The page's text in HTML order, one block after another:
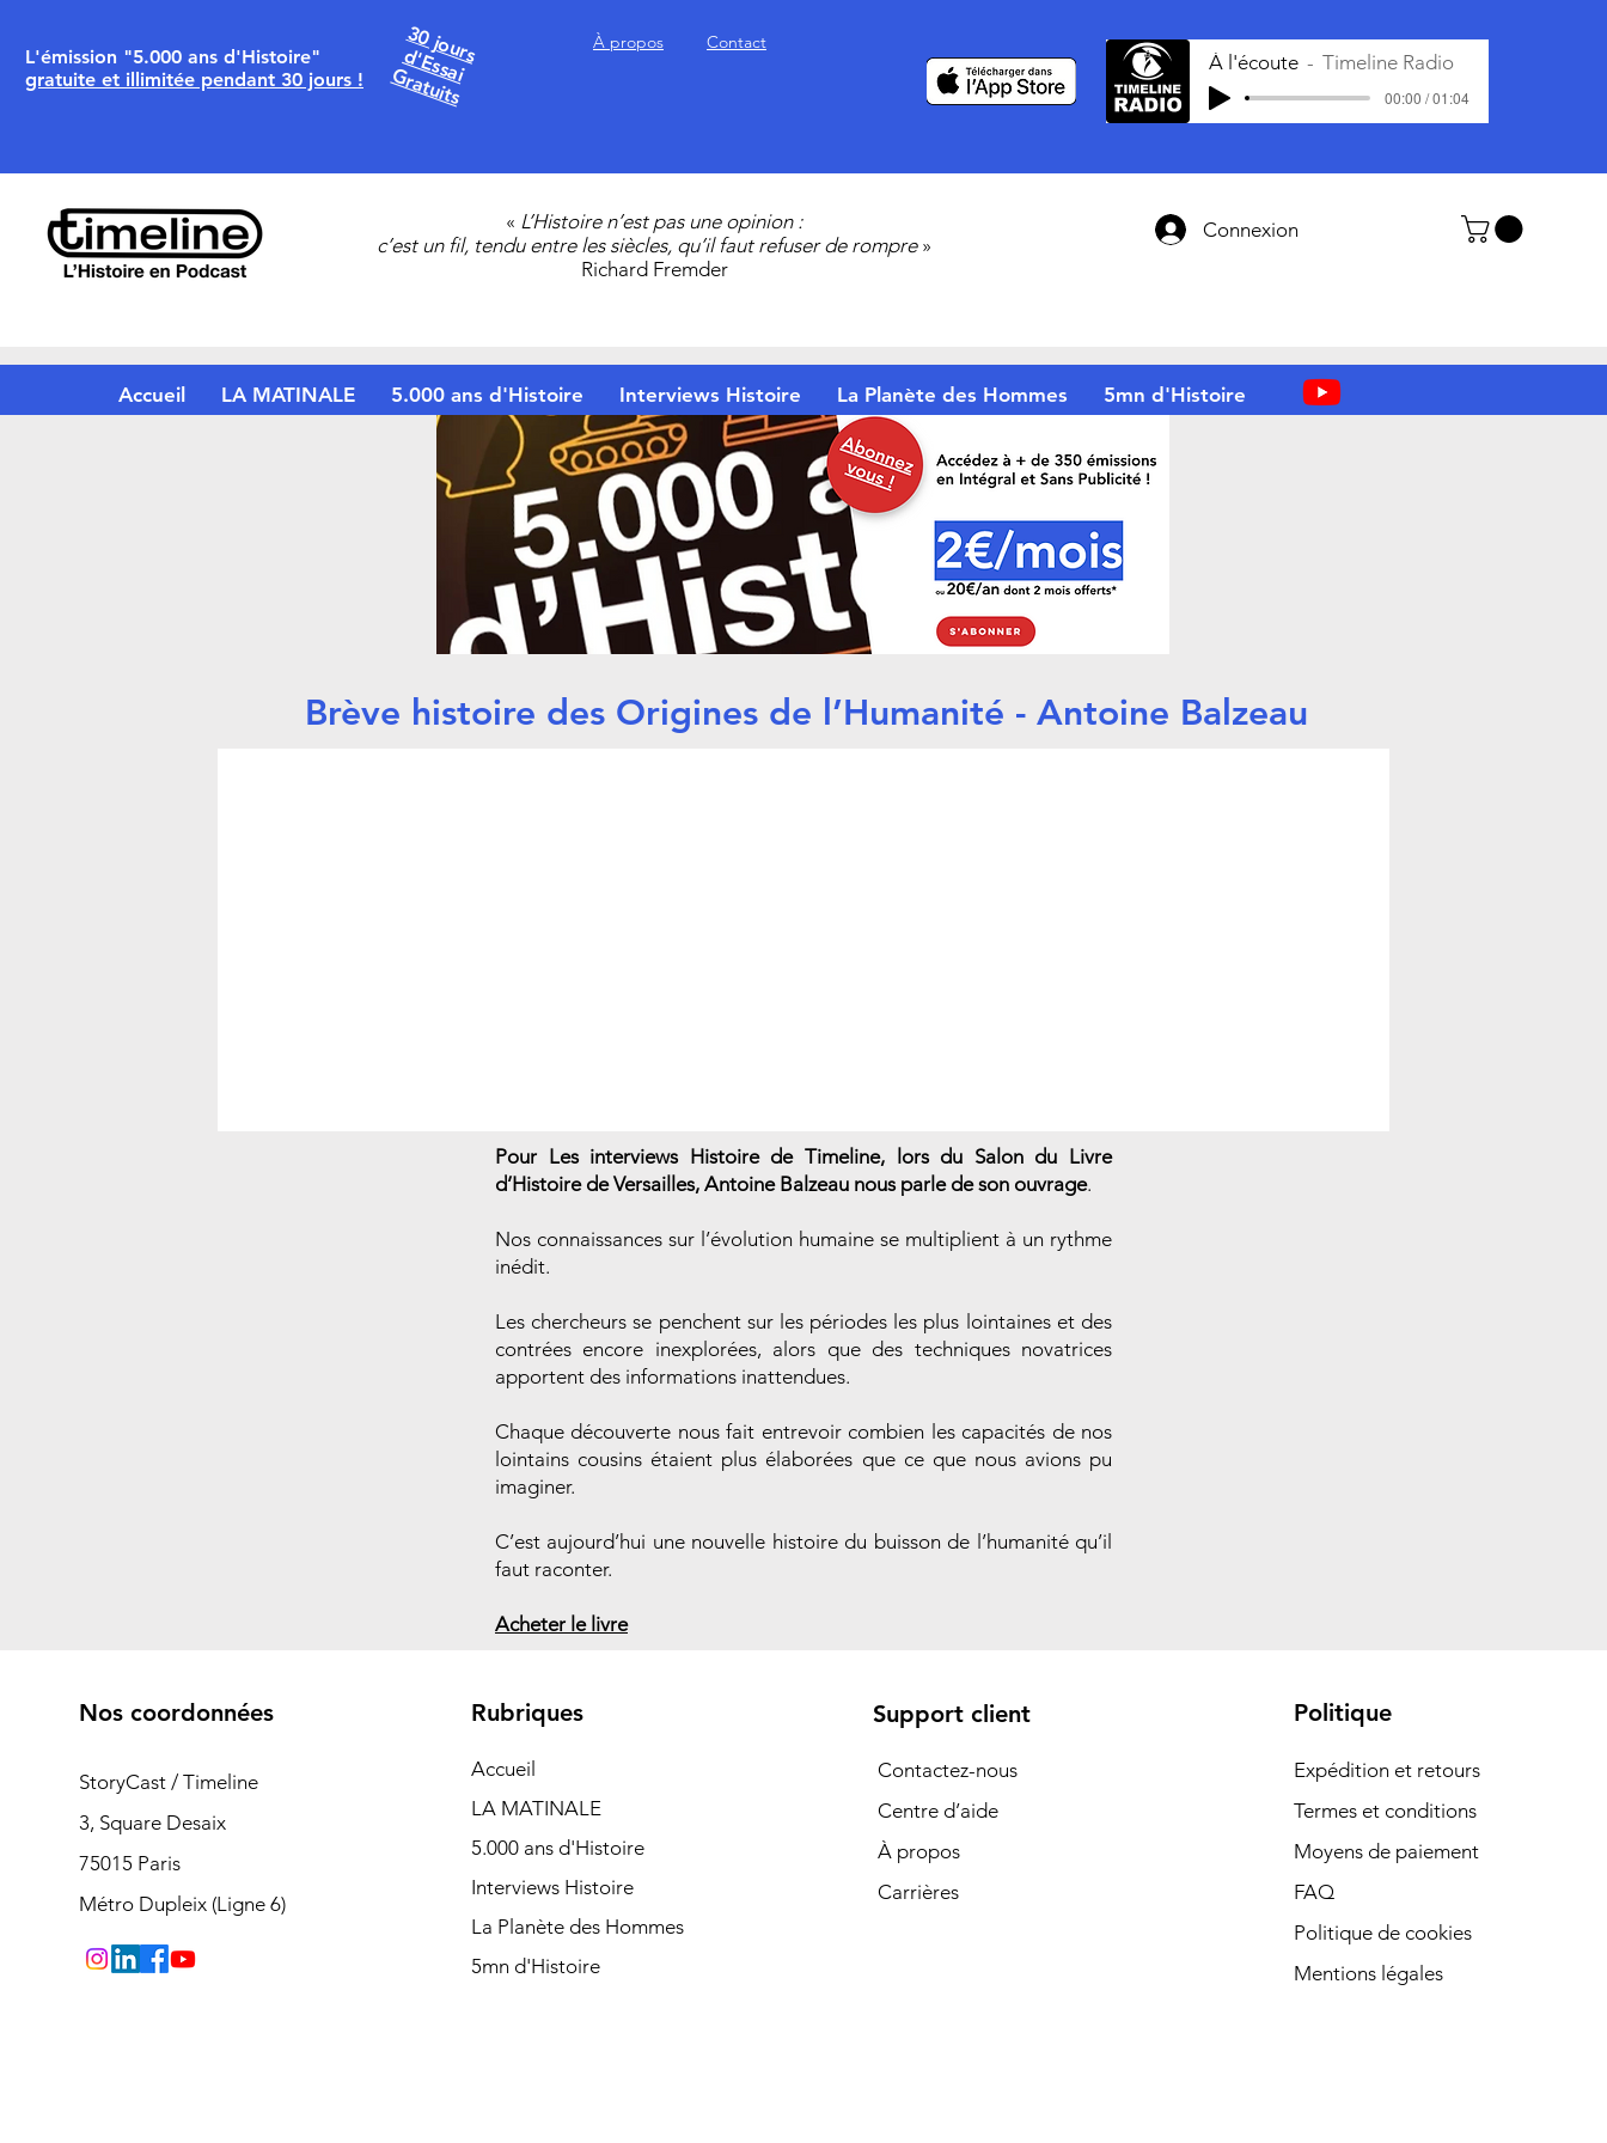
L'émission "5.000 ans d'Histoire"
gratuite et illimitée pendant 30 jours !
30 jours
d'Essai
Gratuits
À propos Contact
À l'écoute Timeline Radio
00:00 / 01:04
« L’Histoire n’est pas une opinion :
c’est un fil, tendu entre les siècles, qu’il faut refuser de rompre»
Richard Fremder
Connexion
Accueil LA MATINALE 5.000 ans d'Histoire Interviews Histoire La Planète des Hommes 5mn d'Histoire
Brève histoire des Origines de l’Humanité - Antoine Balzeau
Pour Les interviews Histoire de Timeline, lors du Salon du Livre
d’Histoire de Versailles, Antoine Balzeau nous parle de son ouvrage.
Nos connaissances sur l’évolution humaine se multiplient à un rythme
inédit.
Les chercheurs se penchent sur les périodes les plus lointaines et des
contrées encore inexplorées, alors que des techniques novatrices
apportent des informations inattendues.
Chaque découverte nous fait entrevoir combien les capacités de nos
lointains cousins étaient plus élaborées que ce que nous avions pu
imaginer.
C’est aujourd’hui une nouvelle histoire du buisson de l’humanité qu’il
faut raconter.
Acheter le livre
Nos coordonnées
StoryCast / Timeline
3, Square Desaix
75015 Paris
Métro Dupleix (Ligne 6)
Rubriques
Accueil
LA MATINALE
5.000 ans d'Histoire
Interviews Histoire
La Planète des Hommes
5mn d'Histoire
Support client
Contactez-nous
Centre d’aide
À propos
Carrières
Politique
Expédition et retours
Termes et conditions
Moyens de paiement
FAQ
Politique de cookies
Mentions légales